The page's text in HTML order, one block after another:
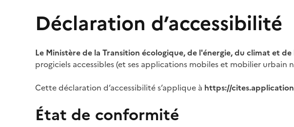
Déclaration d’accessibilité
Le Ministère de la Transition écologique, de l'énergie, du climat et
progiciels accessibles (et ses applications mobiles et mobilier urbain
Cette déclaration d’accessibilité s’applique à https://
État de conformité